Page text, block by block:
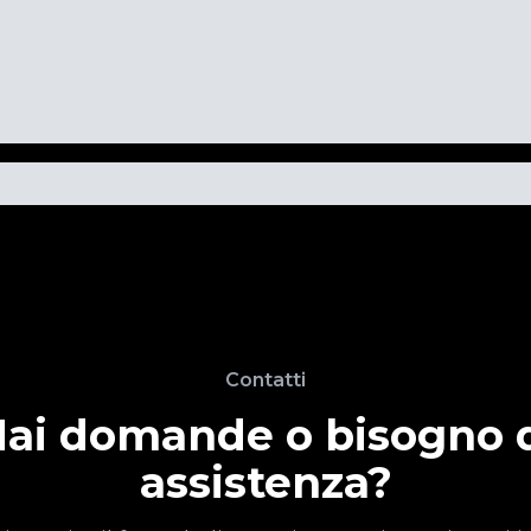
Contatti
domande o bisogno
assistenza?